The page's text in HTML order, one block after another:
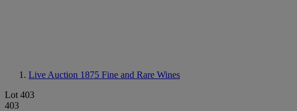
Live Auction 1875 Fine and Rare Wines
Lot 403
403